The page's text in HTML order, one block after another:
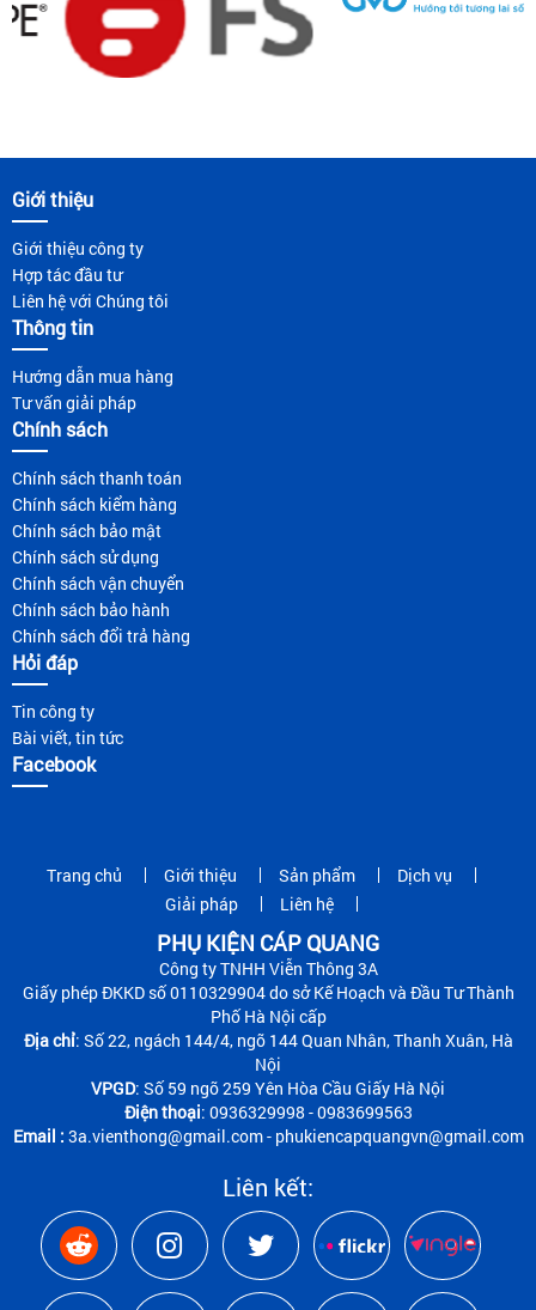
Giới thiệu
Giới thiệu công ty
Hợp tác đầu tư
Liên hệ với Chúng tôi
Thông tin
Hướng dẫn mua hàng
Tư vấn giải pháp
Chính sách
Chính sách thanh toán
Chính sách kiểm hàng
Chính sách bảo mật
Chính sách sử dụng
Chính sách vận chuyển
Chính sách bảo hành
Chính sách đổi trả hàng
Hỏi đáp
Tin công ty
Bài viết, tin tức
Facebook
Trang chủ Giới thiệu Sản phẩm
Dịch vụ
Giải pháp
Liên hệ
PHỤ KIỆN CÁP QUANG
Công ty TNHH Viễn Thông 3A
Giấy phép ĐKKD số 0110329904 do sở Kế Hoạch và Đầu Tư Thành
Phố Hà Nội cấp
Địa chỉ: Số 22, ngách 144/4, ngõ 144 Quan Nhân, Thanh Xuân, Hà
Nội
VPGD: Số 59 ngõ 259 Yên Hòa Cầu Giấy Hà Nội
Điện thoại: 0936329998 - 0983699563
Email : 3a.vienthong@gmail.com - phukiencapquangvn@gmail.com
Liên kết: